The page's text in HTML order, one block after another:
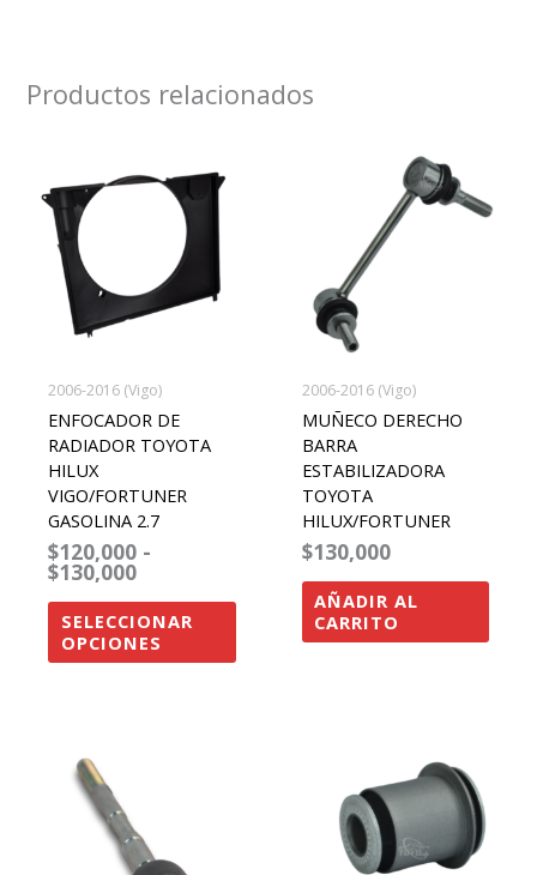
Productos relacionados
2006-2016 (Vigo)
ENFOCADOR DE
RADIADOR TOYOTA
HILUX
VIGO/FORTUNER
GASOLINA 2.7
$120,000 -
$130,000
precios:
desde
$120,000
hasta
$130,000
SELECCIONAR
OPCIONES
producto
2006-2016 (Vigo)
MUÑECO DERECHO
BARRA
ESTABILIZADORA
TOYOTA
HILUX/FORTUNER
$130,000
AÑADIR AL
CARRITO